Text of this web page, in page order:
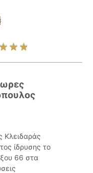
Κλειδαράς
ίδρυσης το
66 στα